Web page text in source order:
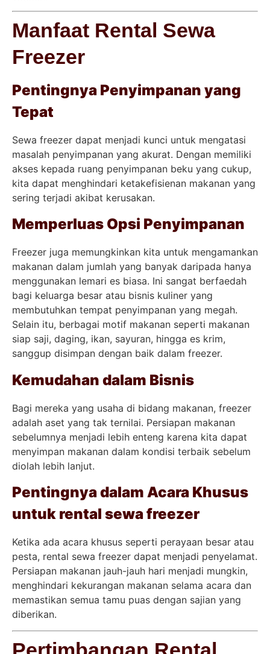
Manfaat Rental Sewa
Freezer
Pentingnya Penyimpanan yang
Tepat
Sewa freezer dapat menjadi kunci untuk mengatasi
masalah penyimpanan yang akurat. Dengan memiliki
akses kepada ruang penyimpanan beku yang cukup,
kita dapat menghindari ketakefisienan makanan yang
sering terjadi akibat kerusakan.
Memperluas Opsi Penyimpanan
Freezer juga memungkinkan kita untuk mengamankan
makanan dalam jumlah yang banyak daripada hanya
menggunakan lemari es biasa. Ini sangat berfaedah
bagi keluarga besar atau bisnis kuliner yang
membutuhkan tempat penyimpanan yang megah.
Selain itu, berbagai motif makanan seperti makanan
siap saji, daging, ikan, sayuran, hingga es krim,
sanggup disimpan dengan baik dalam freezer.
Kemudahan dalam Bisnis
Bagi mereka yang usaha di bidang makanan, freezer
adalah aset yang tak ternilai. Persiapan makanan
sebelumnya menjadi lebih enteng karena kita dapat
menyimpan makanan dalam kondisi terbaik sebelum
diolah lebih lanjut.
Pentingnya dalam Acara Khusus
untuk rental sewa freezer
Ketika ada acara khusus seperti perayaan besar atau
pesta, rental sewa freezer dapat menjadi penyelamat.
Persiapan makanan jauh-jauh hari menjadi mungkin,
menghindari kekurangan makanan selama acara dan
memastikan semua tamu puas dengan sajian yang
diberikan.